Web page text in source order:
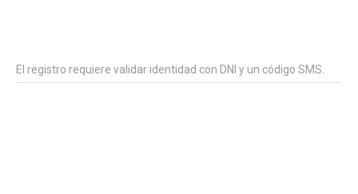
El registro requiere validar identidad con DNI y un código SMS.